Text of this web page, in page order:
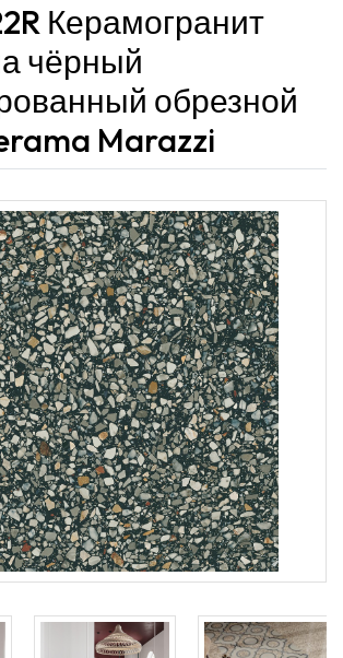
Керамогранит
чёрный
обрезной
Marazzi